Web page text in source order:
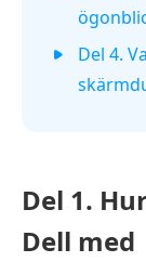
Del 4.
Del 1.
Dell med